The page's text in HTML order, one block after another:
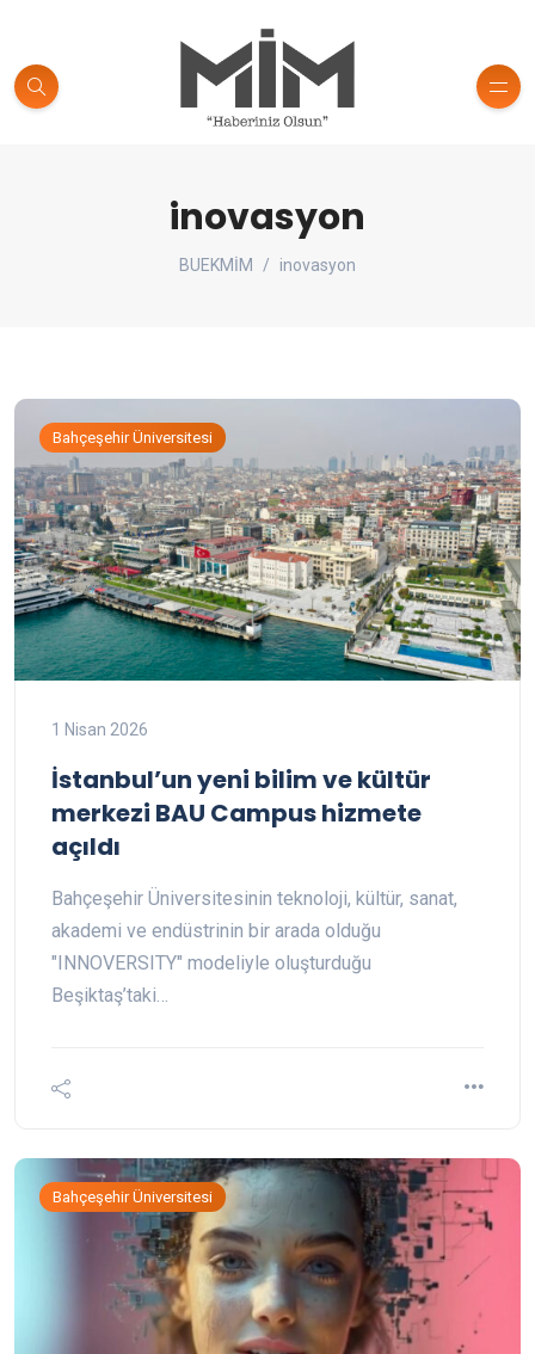
inovasyon
BUEKMİM inovasyon
Bahçeşehir Üniversitesi
1 Nisan 2026
İstanbul’un yeni bilim ve kültür
merkezi BAU Campus hizmete
açıldı
Bahçeşehir Üniversitesinin teknoloji, kültür, sanat,
akademi ve endüstrinin bir arada olduğu
"INNOVERSITY" modeliyle oluşturduğu
Beşiktaş’taki…
Bahçeşehir Üniversitesi